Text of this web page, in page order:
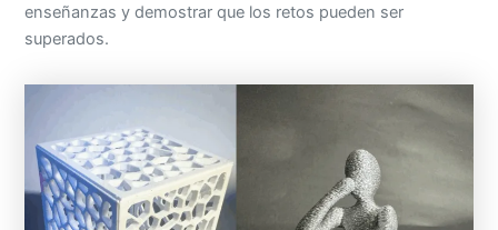
enseñanzas y demostrar que los retos pueden ser
superados.